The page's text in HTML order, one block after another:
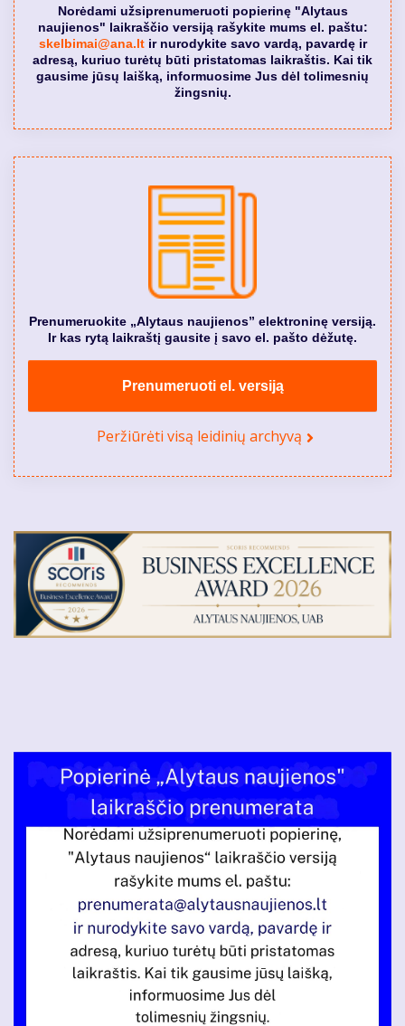
Norėdami užsiprenumeruoti popierinę "Alytaus
naujienos" laikraščio versiją rašykite mums el. paštu:
skelbimai@ana.ltir nurodykite savo vardą, pavardę ir
adresą, kuriuo turėtų būti pristatomas laikraštis. Kai tik
gausime jūsų laišką, informuosime Jus dėl tolimesnių
žingsnių.
Prenumeruokite „Alytaus naujienos” elektroninę versiją.
Ir kas rytą laikraštį gausite į savo el. pašto dėžutę.
Prenumeruoti el. versiją
Peržiūrėti visą leidinių archyvą